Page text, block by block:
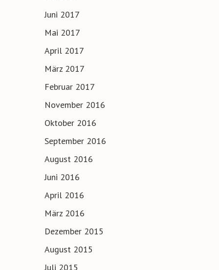
Juni 2017
Mai 2017
April 2017
März 2017
Februar 2017
November 2016
Oktober 2016
September 2016
August 2016
Juni 2016
April 2016
März 2016
Dezember 2015
August 2015
Juli 2015